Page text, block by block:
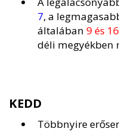
7, a
általában 9 és 16
déli megyékben
KEDD
Többnyire